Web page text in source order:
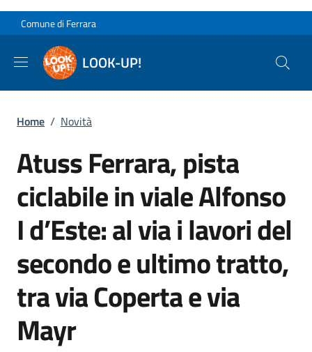
Salta al contenuto principale
Skip to footer content
Comune di Ferrara
LOOK-UP!
Briciole di pane
Home / Novità
Atuss Ferrara, pista
ciclabile in viale Alfonso
I d’Este: al via i lavori del
secondo e ultimo tratto,
tra via Coperta e via
Mayr